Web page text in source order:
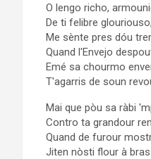
O lengo richo,
De ti felibre glouriouso,
Me sènte pres dóu
Quand l'Envejo
Emé sa chourmo
T'agarris de soun
Mai que pòu sa ràbi
Contro ta grandour
Quand de furour
Jiten nòsti flour à